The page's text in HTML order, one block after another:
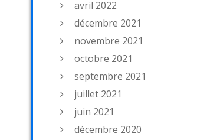
avril 2022
décembre 2021
novembre 2021
octobre 2021
septembre 2021
juillet 2021
juin 2021
décembre 2020